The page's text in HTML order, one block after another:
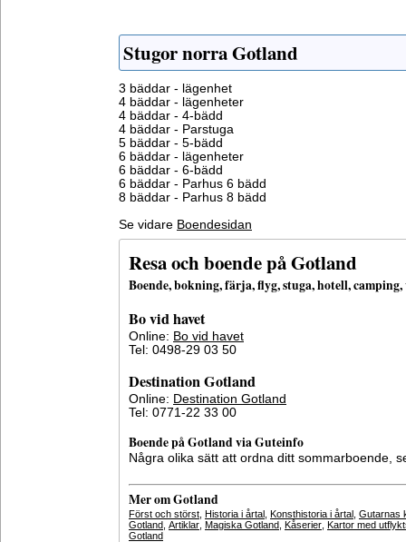
Stugor norra Gotland
3 bäddar - lägenhet
4 bäddar - lägenheter
4 bäddar - 4-bädd
4 bäddar - Parstuga
5 bäddar - 5-bädd
6 bäddar - lägenheter
6 bäddar - 6-bädd
6 bäddar - Parhus 6 bädd
8 bäddar - Parhus 8 bädd
Se vidare Boendesidan
Resa och boende på Gotland
Boende, bokning, färja, flyg, stuga, hotell,
Bo vid havet
Online: Bo vid havet
Tel: 0498-29 03 50
Destination Gotland
Online: Destination Gotland
Tel: 0771-22 33 00
Boende på Gotland via Guteinfo
Några olika sätt att ordna ditt sommarboende,
Mer om Gotland
Först och störst Historia i årtal Konsthistoria i årtal Gutarnas
Gotland Artiklar Magiska Gotland Kåserier Kartor med
Gotland